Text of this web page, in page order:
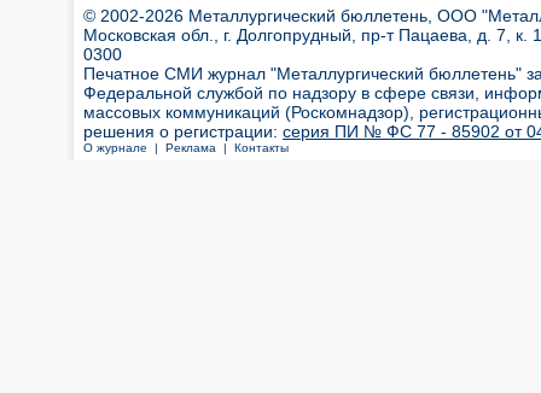
© 2002-2026 Металлургический бюллетень, ООО
Московская обл., г. Долгопрудный, пр-т Пацаева, д. 7,
0300
Печатное СМИ журнал "Металлургический бюллетень"
Федеральной службой по надзору в сфере связи,
массовых коммуникаций (Роскомнадзор),
решения о регистрации: серия ПИ № ФС 77 - 85902 от 04
О журнале | Реклама | Контакты